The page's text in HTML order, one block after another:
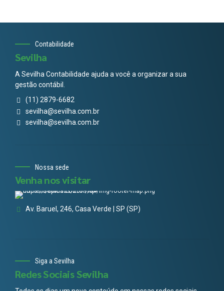
Contabilidade
Sevilha
A Sevilha Contabilidade ajuda a você a organizar a sua
gestão contábil.
(11) 2879-6682
sevilha@sevilha.com.br
sevilha@sevilha.com.br
Nossa sede
Venha nos visitar
Av. Baruel, 246, Casa Verde | SP (SP)
Siga a Sevilha
Redes Sociais Sevilha